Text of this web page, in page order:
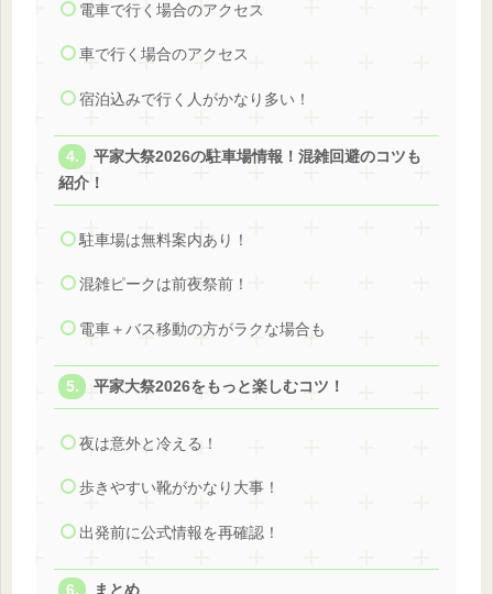
電車で行く場合のアクセス
車で行く場合のアクセス
宿泊込みで行く人がかなり多い！
平家大祭2026の駐車場情報！混雑回避のコツも
紹介！
駐車場は無料案内あり！
混雑ピークは前夜祭前！
電車＋バス移動の方がラクな場合も
平家大祭2026をもっと楽しむコツ！
夜は意外と冷える！
歩きやすい靴がかなり大事！
出発前に公式情報を再確認！
まとめ